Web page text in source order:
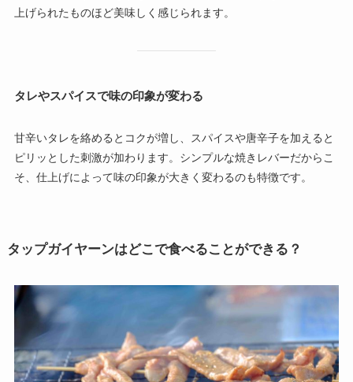
上げられたものほど美味しく感じられます。
タレやスパイスで味の印象が変わる
甘辛いタレを絡めるとコクが増し、スパイスや唐辛子を加えると
ピリッとした刺激が加わります。シンプルな焼きレバーだからこ
そ、仕上げによって味の印象が大きく変わるのも特徴です。
タップガイヤーンはどこで食べることができる？